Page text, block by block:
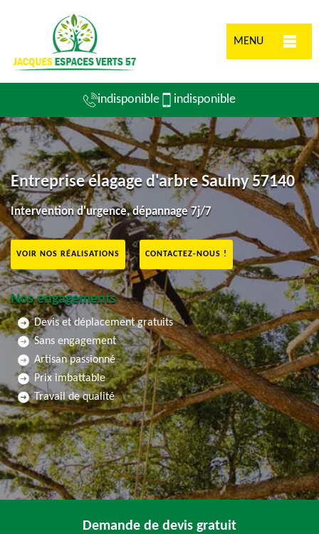
MENU
indisponible indisponible
Entreprise élagage d'arbre Saulny 57140
Intervention d'urgence, dépannage 7j/7
VOIR NOS RÉALISATIONS CONTACTEZ-NOUS !
Nos engagements
Devis et déplacement gratuits
Sans engagement
Artisan passionné
Prix imbattable
Travail de qualité
Demande de devis gratuit